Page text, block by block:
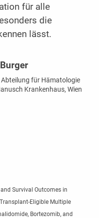
für alle
die
lässt.
für Hämatologie
Krankenhaus, Wien
Survival Outcomes in
Eligible Multiple
Bortezomib, and